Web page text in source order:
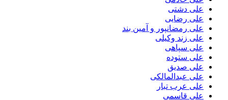
علی دشتی
علی رضایی
علی رمضانپور و آمین بند
علی زند وکیلی
علی سپاهی
علی ستوده
علی صدیق
علی عبدالمالکی
علی عرب تبار
علی قاسمی